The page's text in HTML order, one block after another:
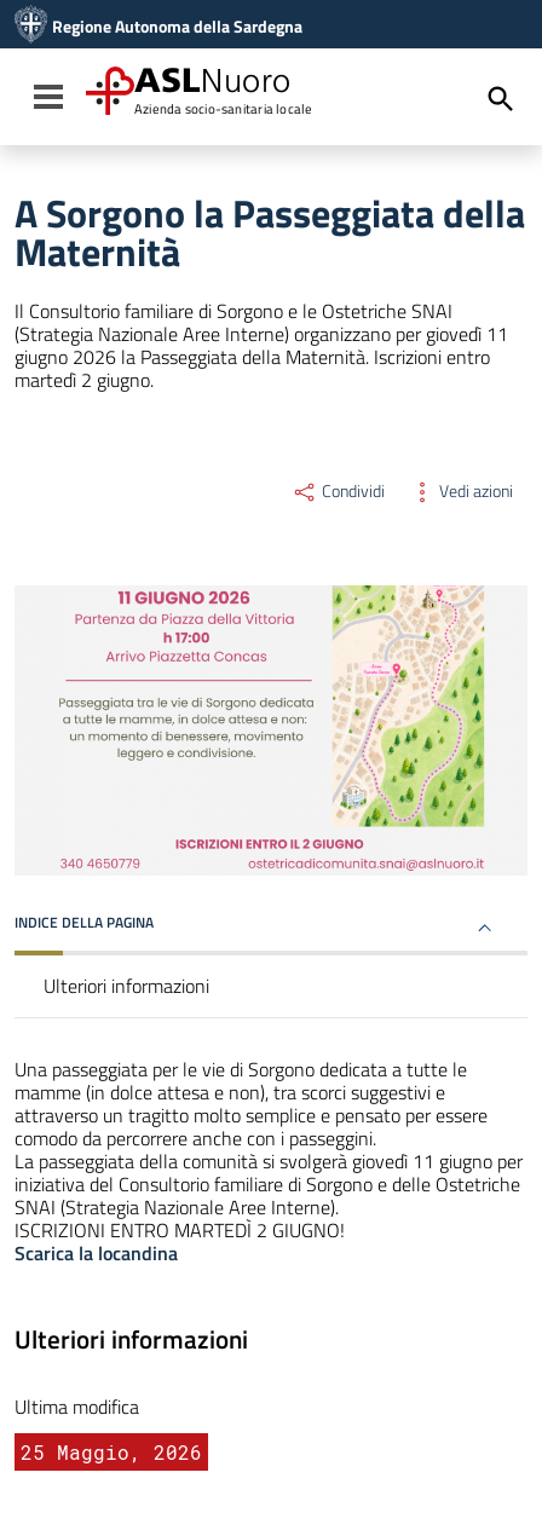
Vai al menu di navigazione
Vai al footer
Regione Autonoma della Sardegna
Toggle navigation
ASLNuoro
Azienda socio-sanitaria locale
A Sorgono la Passeggiata della
Maternità
Il Consultorio familiare di Sorgono e le Ostetriche SNAI
(Strategia Nazionale Aree Interne) organizzano per giovedì 11
giugno 2026 la Passeggiata della Maternità. Iscrizioni entro
martedì 2 giugno.
Condividi Vedi azioni
INDICE DELLA PAGINA
Ulteriori informazioni
Una passeggiata per le vie di Sorgono dedicata a tutte le
mamme (in dolce attesa e non), tra scorci suggestivi e
attraverso un tragitto molto semplice e pensato per essere
comodo da percorrere anche con i passeggini.
La passeggiata della comunità si svolgerà giovedì 11 giugno per
iniziativa del Consultorio familiare di Sorgono e delle Ostetriche
SNAI (Strategia Nazionale Aree Interne).
ISCRIZIONI ENTRO MARTEDÌ 2 GIUGNO!
Scarica la locandina
Ulteriori informazioni
Ultima modifica
25 Maggio, 2026